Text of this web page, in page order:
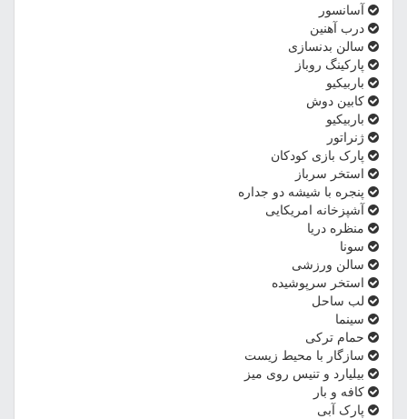
آسانسور
درب آهنین
سالن بدنسازی
پارکینگ روباز
باربیکیو
کابین دوش
باربیکیو
ژنراتور
پارک بازی کودکان
استخر سرباز
پنجره با شیشه دو جداره
آشپزخانه امریکایی
منظره دریا
سونا
سالن ورزشی
استخر سرپوشیده
لب ساحل
سینما
حمام ترکی
سازگار با محیط زیست
بیلیارد و تنیس روی میز
کافه و بار
پارک آبی